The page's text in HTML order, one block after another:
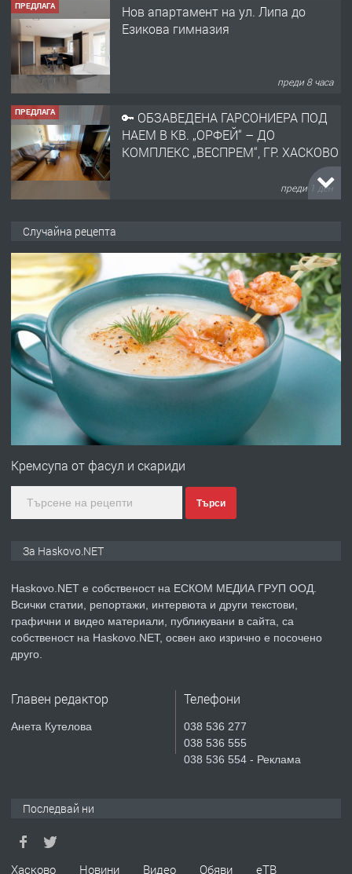
ПРЕДЛАГА
Нов апартамент на ул. Липа до
Езикова гимназия
преди 8 часа
ПРЕДЛАГА
🔑 ОБЗАВЕДЕНА ГАРСОНИЕРА ПОД
НАЕМ В КВ. „ОРФЕЙ“ – ДО
КОМПЛЕКС „ВЕСПРЕМ“, ГР. ХАСКОВО
преди 1 ден
АПАРТАМЕНТ В ЦЕНТЪРА НА ГР.
ХАСКОВО
преди 2 дни
ПРЕДЛАГА Давам гараж под наем
№4120 Магазин/Офис под наем в кв.
градската градина!
преди 3 дни
ПРЕДЛАГА
Продавам парцел в гр. Хасково кв.
СГЛОБЯВАНЕ НА МЕБЕЛИ.
Случайна рецепта
Кремсупа от фасул и скариди
Търси
За Haskovo.NET
Haskovo.NET е собственост на ЕСКОМ МЕДИА ГРУП ООД.
Всички статии, репортажи, интервюта и други текстови,
графични и видео материали, публикувани в сайта, са
собственост на Haskovo.NET, освен ако изрично е посочено
друго.
Главен редактор
Анета Кутелова
Телефони
038 536 277
038 536 555
038 536 554 - Реклама
Последвай ни
Хасково Новини Видео Обяви еТВ